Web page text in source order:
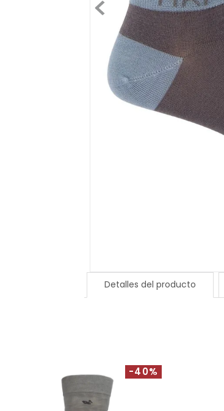
Detalles del producto
-40%